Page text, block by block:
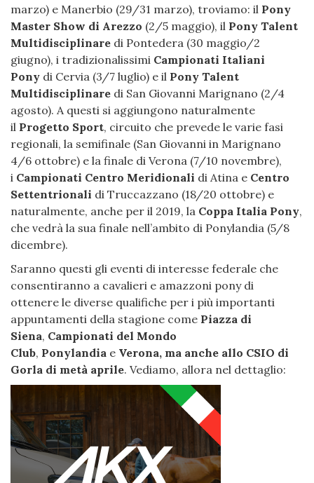
marzo) e Manerbio (29/31 marzo), troviamo: il Pony
Master Show di Arezzo (2/5 maggio), il Pony Talent
Multidisciplinare di Pontedera (30 maggio/2
giugno), i tradizionalissimi Campionati Italiani
Pony di Cervia (3/7 luglio) e il Pony Talent
Multidisciplinare di San Giovanni Marignano (2/4
agosto). A questi si aggiungono naturalmente
il Progetto Sport, circuito che prevede le varie fasi
regionali, la semifinale (San Giovanni in Marignano
4/6 ottobre) e la finale di Verona (7/10 novembre),
i Campionati Centro Meridionali di Atina e Centro
Settentrionali di Truccazzano (18/20 ottobre) e
naturalmente, anche per il 2019, la Coppa Italia Pony,
che vedrà la sua finale nell’ambito di Ponylandia (5/8
dicembre).
Saranno questi gli eventi di interesse federale che
consentiranno a cavalieri e amazzoni pony di
ottenere le diverse qualifiche per i più importanti
appuntamenti della stagione come Piazza di
Siena, Campionati del Mondo
Club, Ponylandia e Verona, ma anche allo CSIO di
Gorla di metà aprile. Vediamo, allora nel dettaglio: